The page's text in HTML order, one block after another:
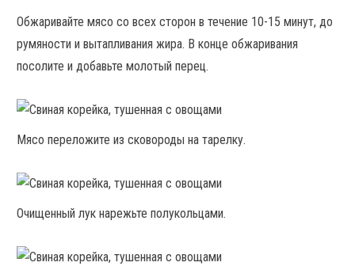
Обжаривайте мясо со всех сторон в течение 10-15 минут, до
румяности и вытапливания жира. В конце обжаривания
посолите и добавьте молотый перец.
Мясо переложите из сковороды на тарелку.
Очищенный лук нарежьте полукольцами.